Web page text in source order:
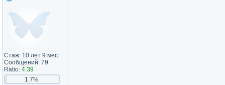
Стаж: 10 лет 9 мес.
Сообщений: 79
Ratio: 4.39
1.7%